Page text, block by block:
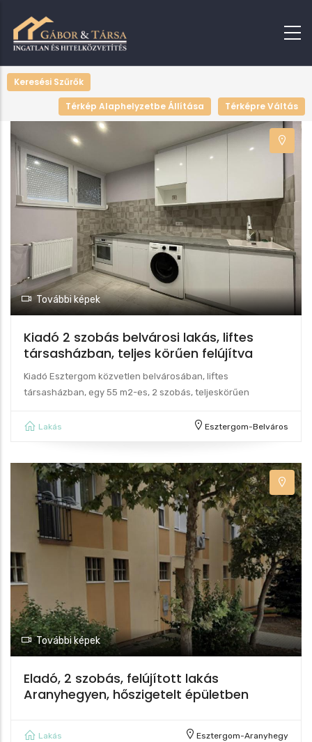
Keresési Szűrők
Térkép Alaphelyzetbe Állítása Térképre Váltás
További képek
Kiadó 2 szobás belvárosi lakás, liftes
társasházban, teljes körűen felújítva
Kiadó Esztergom közvetlen belvárosában, liftes
társasházban, egy 55 m2-es, 2 szobás, teljeskörűen
Lakás Esztergom-Belváros
További képek
Eladó, 2 szobás, felújított lakás
Aranyhegyen, hőszigetelt épületben
Lakás Esztergom-Aranyhegy
+